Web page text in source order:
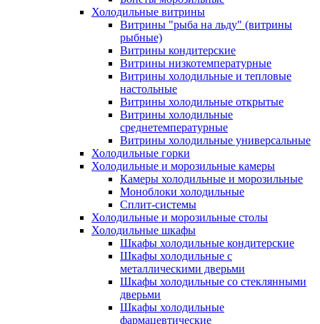
Холодильные витрины
Витрины "рыба на льду" (витрины
рыбные)
Витрины кондитерские
Витрины низкотемпературные
Витрины холодильные и тепловые
настольные
Витрины холодильные открытые
Витрины холодильные
среднетемпературные
Витрины холодильные универсальные
Холодильные горки
Холодильные и морозильные камеры
Камеры холодильные и морозильные
Моноблоки холодильные
Сплит-системы
Холодильные и морозильные столы
Холодильные шкафы
Шкафы холодильные кондитерские
Шкафы холодильные с
металлическими дверьми
Шкафы холодильные со стеклянными
дверьми
Шкафы холодильные
фармацевтические